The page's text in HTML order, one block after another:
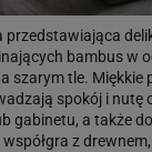
bambus w
szarym tle. Miękkie
spokój i nutę
gabinetu, a także
z